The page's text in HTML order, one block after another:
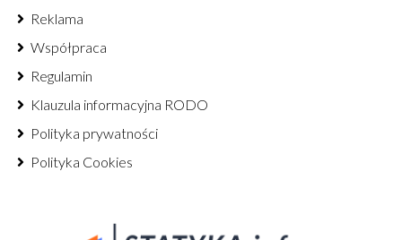
Reklama
Współpraca
Regulamin
Klauzula informacyjna RODO
Polityka prywatności
Polityka Cookies